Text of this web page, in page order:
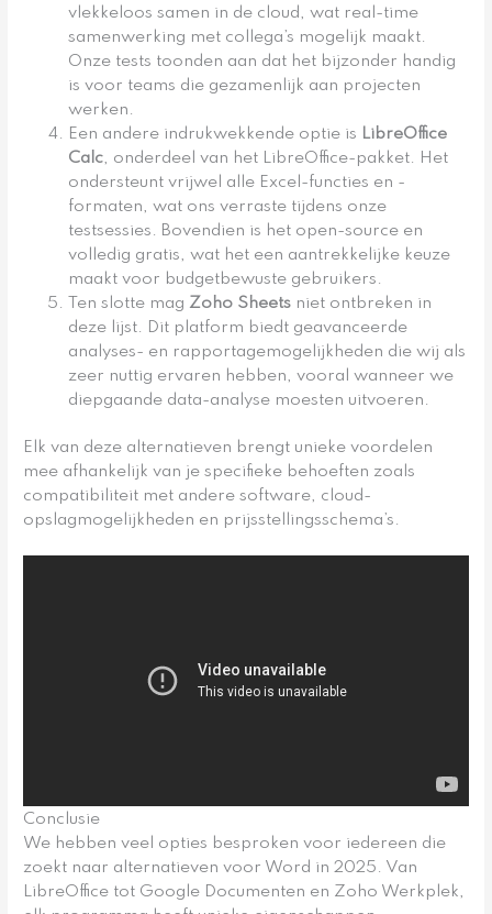
vlekkeloos samen in de cloud, wat real-time
samenwerking met collega’s mogelijk maakt.
Onze tests toonden aan dat het bijzonder handig
is voor teams die gezamenlijk aan projecten
werken.
Een andere indrukwekkende optie is LibreOffice
Calc, onderdeel van het LibreOffice-pakket. Het
ondersteunt vrijwel alle Excel-functies en -
formaten, wat ons verraste tijdens onze
testsessies. Bovendien is het open-source en
volledig gratis, wat het een aantrekkelijke keuze
maakt voor budgetbewuste gebruikers.
Ten slotte mag Zoho Sheets niet ontbreken in
deze lijst. Dit platform biedt geavanceerde
analyses- en rapportagemogelijkheden die wij als
zeer nuttig ervaren hebben, vooral wanneer we
diepgaande data-analyse moesten uitvoeren.
Elk van deze alternatieven brengt unieke voordelen
mee afhankelijk van je specifieke behoeften zoals
compatibiliteit met andere software, cloud-
opslagmogelijkheden en prijsstellingsschema’s.
Conclusie
We hebben veel opties besproken voor iedereen die
zoekt naar alternatieven voor Word in 2025. Van
LibreOffice tot Google Documenten en Zoho Werkplek,